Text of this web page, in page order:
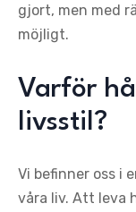
gjort, men med
möjligt.
Varför
livsstil?
Vi befinner oss i
våra liv. Att leva